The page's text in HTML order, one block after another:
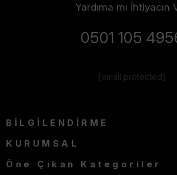
Yardıma mı İhtiyacın
0501 105
[email protected]
BİLGİLENDİRME
KURUMSAL
Öne Çıkan Kategoriler